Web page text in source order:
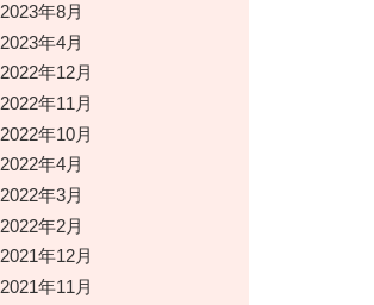
2023年8月
2023年4月
2022年12月
2022年11月
2022年10月
2022年4月
2022年3月
2022年2月
2021年12月
2021年11月